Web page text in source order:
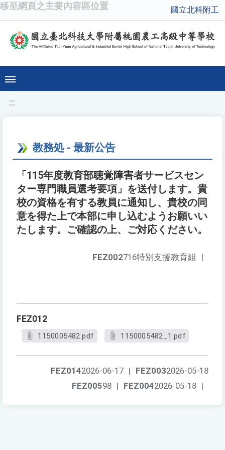
移至網頁之主要內容區位置 國立北科附工
:::
教務処 - 最新公告
「115年度教育部聴覚障害者サービスセン
ター専門職員選考要項」を送付します。貴
校の資格を有する教員に通知し、貴校の同
意を得た上で本部に申し込むようお願いい
たします。ご確認の上、ご対応ください。
FEZ002716特別支援教育組 |
FEZ012
1150005482.pdf 1150005482_1.pdf
FEZ0032026-05-18
FEZ0142026-06-17 |
FEZ0042026-05-18 |
FEZ00598 |